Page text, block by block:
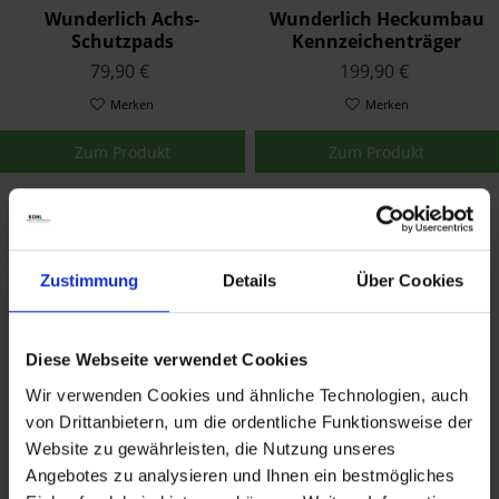
Zustimmung Details Über Cookies
Diese Webseite verwendet Cookies
Wir verwenden Cookies und ähnliche Technologien, auch
von Drittanbietern, um die ordentliche Funktionsweise der
Website zu gewährleisten, die Nutzung unseres
Angebotes zu analysieren und Ihnen ein bestmögliches
Wunderlich Achs-
Schutzpads
Doubleshock Vorne
Schwarz
79,90 €
Merken
Zum Produkt
Wunderlich Heckumbau
Kennzeichenträger
Sport Schwarz K53/54
199,90 €
Merken
Zum Produkt
Wunderlich
Tankrucksack Elephant
Tour Edition Carbon
159,90 €
Wunderlich
Blinkerhalter
Kennzeichenträger für
original Blinker Schwarz
29,90 €